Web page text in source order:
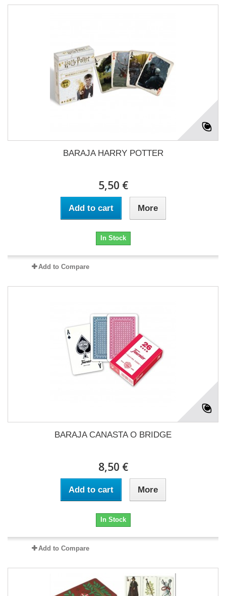
BARAJA HARRY POTTER
5,50 €
Add to cart More
In Stock
Add to Compare
BARAJA CANASTA O BRIDGE
8,50 €
Add to cart More
In Stock
Add to Compare